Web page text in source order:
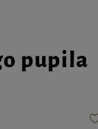
pupila